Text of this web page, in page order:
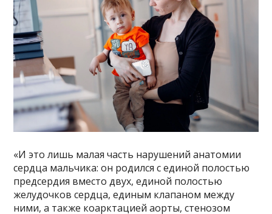
«И это лишь малая часть нарушений анатомии
сердца мальчика: он родился с единой полостью
предсердия вместо двух, единой полостью
желудочков сердца, единым клапаном между
ними, а также коарктацией аорты, стенозом